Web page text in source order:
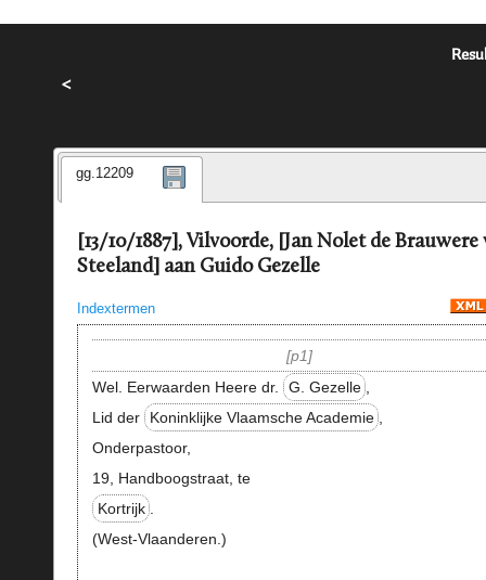
<
gg.12209
[13/10/1887], Vilvoorde, [Jan Nolet de Brauwere
Steeland] aan Guido Gezelle
Indextermen
p1
Wel. Eerwaarden Heere dr.
G. Gezelle
Lid der
Koninklijke Vlaamsche Academie
Onderpastoor,
19, Handboogstraat, te
Kortrijk
(West-Vlaanderen.)